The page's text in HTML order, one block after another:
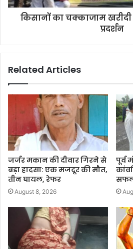
किसानों का चक्काजाम
प्रदर्शन
Related Articles
जर्जर मकान की दीवार गिरने से
बड़ा हादसा: एक मजदूर की मौत,
तीन घायल, रेफर
August 8, 2026
पूर्व
सफल